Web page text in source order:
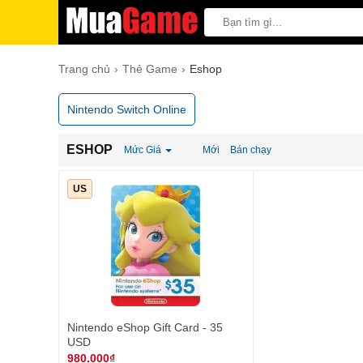
Trang chủ Thẻ Game Eshop
Nintendo Switch Online
ESHOP Mức Giá Mới Bán chạy
US
Nintendo eShop Gift Card - 35
USD
980.000₫